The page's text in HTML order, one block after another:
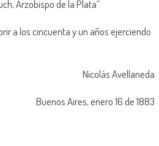
Arzobispo de la Plata”.
a los cincuenta y un años ejerciendo
Nicolás Avellaneda
Buenos Aires, enero 16 de 1883